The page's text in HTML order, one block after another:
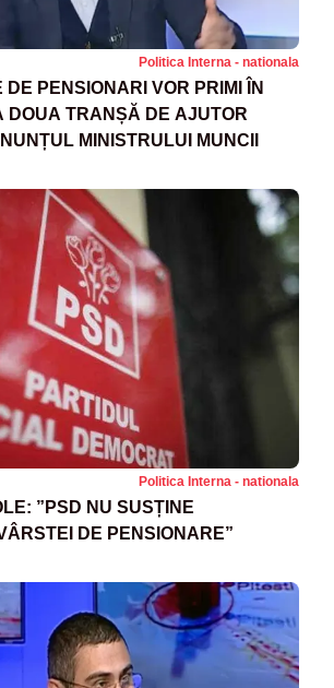
Politica Interna - nationala
DE PENSIONARI VOR PRIMI ÎN
DOUA TRANȘĂ DE AJUTOR
MINISTRULUI MUNCII
Politica Interna - nationala
”PSD NU SUSȚINE
DE PENSIONARE”